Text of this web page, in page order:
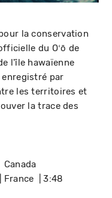
la conservation
du Oʻō de
l'île hawaïenne
par
les territoires et
la trace des
Canada
France
3:48